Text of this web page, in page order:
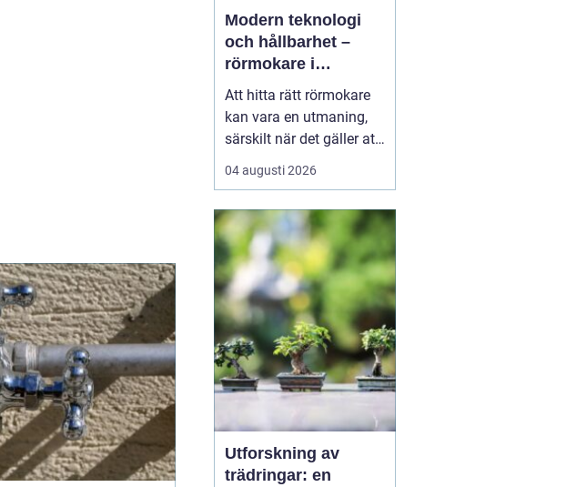
Modern teknologi
och hållbarhet –
rörmokare i
Jämtland
Att hitta rätt rörmokare
kan vara en utmaning,
särskilt när det gäller att
välja bland många
erbjudanden på en
Jämtland. Kvalificerade
rörmokare är viktiga för
att s&aum...
04 augusti 2026
Utforskning av
trädringar: en